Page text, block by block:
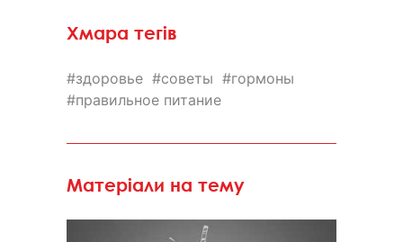
Хмара тегів
здоровье советы
гормоны
правильное питание
Матеріали на тему